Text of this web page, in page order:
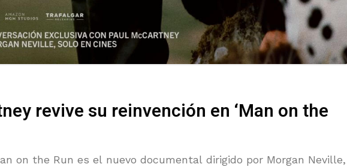
revive su reinvención en ‘Man on the
on the Run es el nuevo documental dirigido por Morgan Neville,